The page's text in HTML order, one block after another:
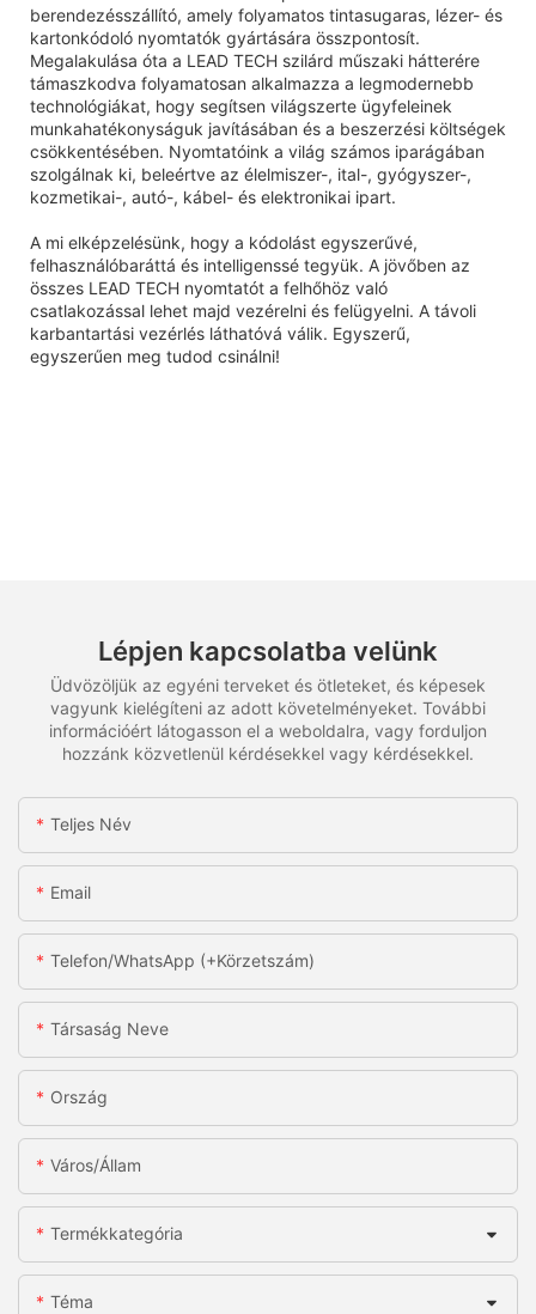
berendezésszállító, amely folyamatos tintasugaras, lézer- és
kartonkódoló nyomtatók gyártására összpontosít.
Megalakulása óta a LEAD TECH szilárd műszaki hátterére
támaszkodva folyamatosan alkalmazza a legmodernebb
technológiákat, hogy segítsen világszerte ügyfeleinek
munkahatékonyságuk javításában és a beszerzési költségek
csökkentésében. Nyomtatóink a világ számos iparágában
szolgálnak ki, beleértve az élelmiszer-, ital-, gyógyszer-,
kozmetikai-, autó-, kábel- és elektronikai ipart.
A mi elképzelésünk, hogy a kódolást egyszerűvé,
felhasználóbaráttá és intelligenssé tegyük. A jövőben az
összes LEAD TECH nyomtatót a felhőhöz való
csatlakozással lehet majd vezérelni és felügyelni. A távoli
karbantartási vezérlés láthatóvá válik. Egyszerű,
egyszerűen meg tudod csinálni!
Lépjen kapcsolatba velünk
Üdvözöljük az egyéni terveket és ötleteket, és képesek
vagyunk kielégíteni az adott követelményeket. További
információért látogasson el a weboldalra, vagy forduljon
hozzánk közvetlenül kérdésekkel vagy kérdésekkel.
Teljes Név
Email
Telefon/WhatsApp (+körzetszám)
Társaság Neve
Ország
Város/állam
Termékkategória
Téma